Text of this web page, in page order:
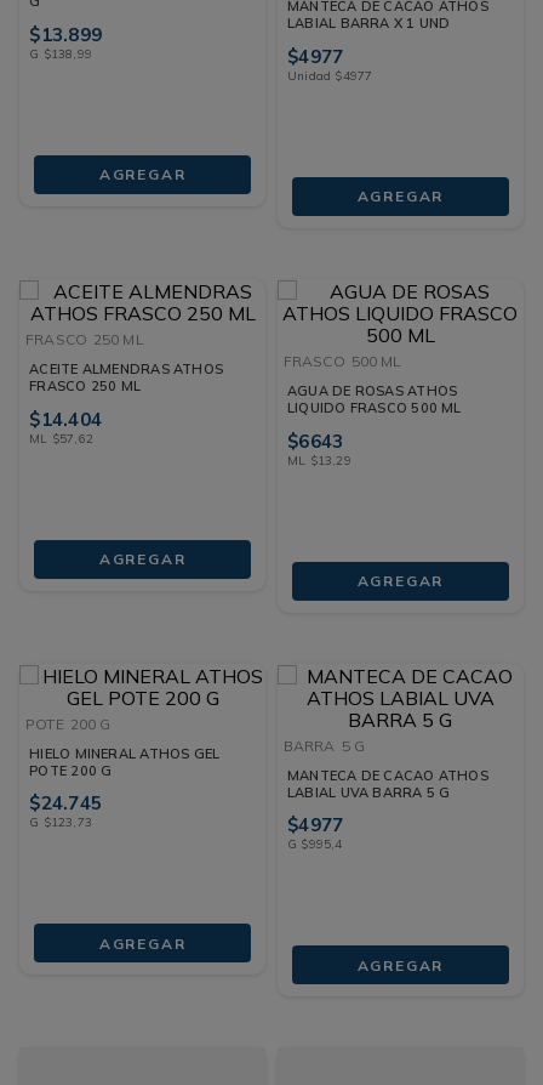
$13.899
G $138,99
AGREGAR
MANTECA DE CACAO ATHOS
LABIAL BARRA X 1 UND
$4977
Unidad $4977
AGREGAR
FRASCO 250 ML
ACEITE ALMENDRAS ATHOS
FRASCO 250 ML
$14.404
ML $57 62
AGREGAR
FRASCO 500 ML
AGUA DE ROSAS ATHOS
LIQUIDO FRASCO 500 ML
$6643
ML $13 29
AGREGAR
POTE 200 G
HIELO MINERAL ATHOS GEL
POTE 200 G
$24.745
G $123,73
AGREGAR
BARRA 5 G
MANTECA DE CACAO ATHOS
LABIAL UVA BARRA 5 G
$4977
G $995,4
AGREGAR